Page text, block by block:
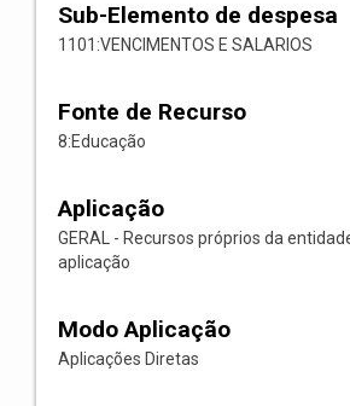
Sub-Elemento de despesa
1101:VENCIMENTOS E SALARIOS
Fonte de Recurso
8:Educação
Aplicação
GERAL - Recursos próprios da
aplicação
Modo Aplicação
Aplicações Diretas